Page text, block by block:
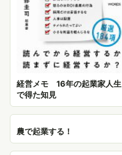
経営メモ 16年の起業家人生
で得た知見
農で起業する！